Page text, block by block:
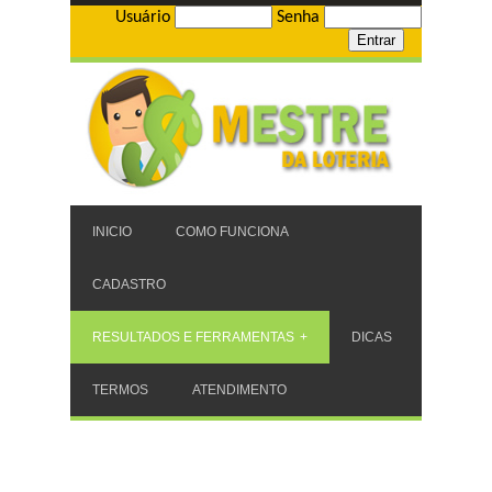
Usuário Senha
INICIO COMO FUNCIONA
CADASTRO
RESULTADOS E FERRAMENTAS DICAS
TERMOS ATENDIMENTO